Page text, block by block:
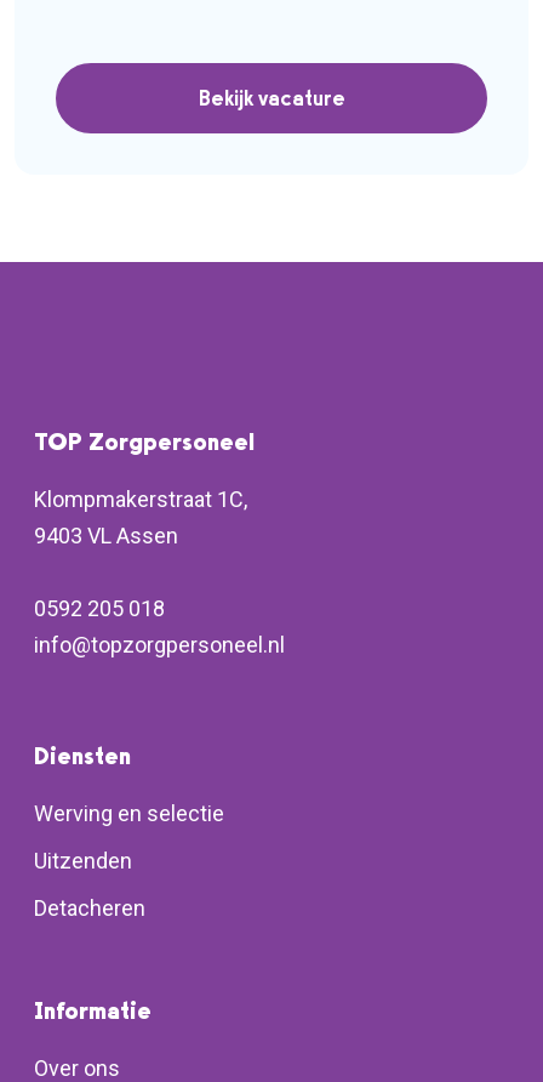
sprake van veel onrust en een gebrek aan
overzicht in de planning en bezetting. De
Bekijk vacature
TOP Zorgpersoneel
Klompmakerstraat 1C,
9403 VL Assen
0592 205 018
info@topzorgpersoneel.nl
Diensten
Werving en selectie
Uitzenden
Detacheren
Informatie
Over ons